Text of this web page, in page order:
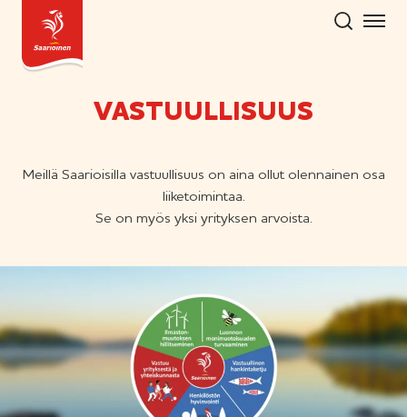
Hyppää
sisältöön
VASTUULLISUUS
Meillä Saarioisilla vastuullisuus on aina ollut olennainen osa
liiketoimintaa.
Se on myös yksi yrityksen arvoista.